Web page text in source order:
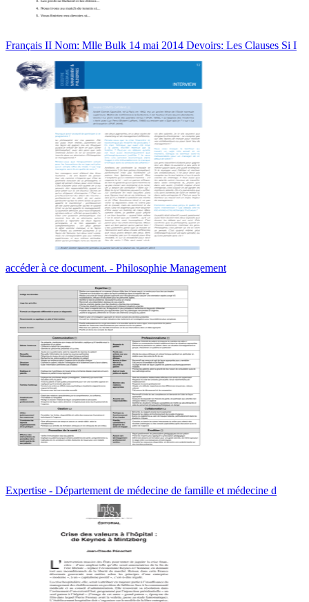
Français II Nom: Mlle Bulk 14 mai 2014 Devoirs: Les Clauses Si I
accéder à ce document. - Philosophie Management
Expertise - Département de médecine de famille et médecine d